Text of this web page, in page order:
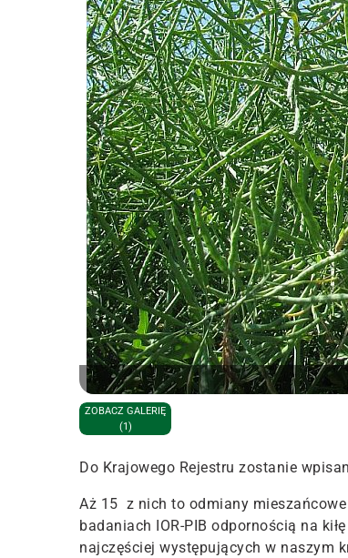
ZOBACZ GALERIĘ
(1)
Do Krajowego Rejestru zostanie
Aż 15 z nich to odmiany
badaniach IOR-PIB odpornością na
najczęściej występujących w naszym